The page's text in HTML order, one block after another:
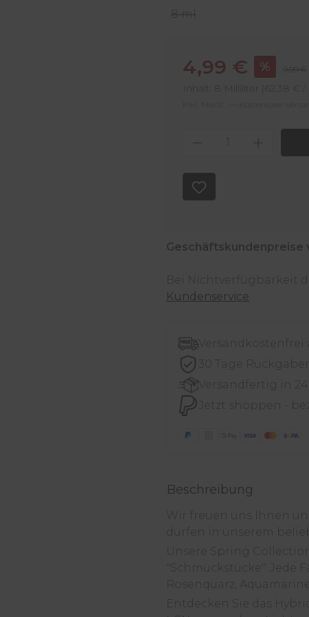
8 ml
Verkaufspreis:
4,99 € % 9,99 €
Inhalt: 8 Milliliter (62,38 € /
Produkt
Geschäftskundenpreise
Bei Nichtverfügbarkeit
Kundenservice
Versandkostenfrei
30 Tage
Versandfertig in
Jetzt shoppen -
Beschreibung
Wir freuen uns Ihnen
dürfen in unserem
Unsere Spring
"Schmückstücke". Jede
Rosenquarz,
Entdecken Sie das